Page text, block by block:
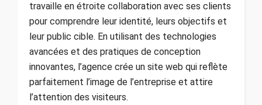
travaille en étroite collaboration avec ses clients
pour comprendre leur identité, leurs objectifs et
leur public cible. En utilisant des technologies
avancées et des pratiques de conception
innovantes, l’agence crée un site web qui reflète
parfaitement l’image de l’entreprise et attire
l’attention des visiteurs.